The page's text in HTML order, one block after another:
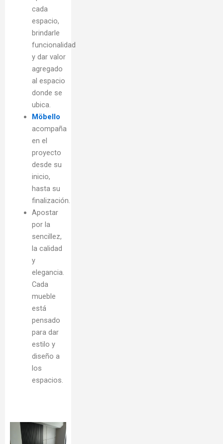
cada
espacio,
brindarle
funcionalidad
y dar valor
agregado
al espacio
donde se
ubica.
Möbello
acompaña
en el
proyecto
desde su
inicio,
hasta su
finalización.
Apostar
por la
sencillez,
la calidad
y
elegancia.
Cada
mueble
está
pensado
para dar
estilo y
diseño a
los
espacios.